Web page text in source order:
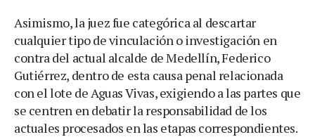
Asimismo, la juez fue categórica al descartar
cualquier tipo de vinculación o investigación en
contra del actual alcalde de Medellín, Federico
Gutiérrez, dentro de esta causa penal relacionada
con el lote de Aguas Vivas, exigiendo a las partes que
se centren en debatir la responsabilidad de los
actuales procesados en las etapas correspondientes.